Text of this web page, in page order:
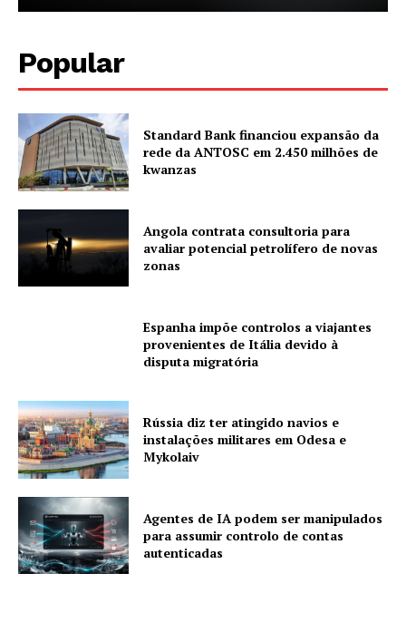
Popular
Standard Bank financiou expansão da
rede da ANTOSC em 2.450 milhões de
kwanzas
Angola contrata consultoria para
avaliar potencial petrolífero de novas
zonas
Espanha impõe controlos a viajantes
provenientes de Itália devido à
disputa migratória
Rússia diz ter atingido navios e
instalações militares em Odesa e
Mykolaiv
Agentes de IA podem ser manipulados
para assumir controlo de contas
autenticadas